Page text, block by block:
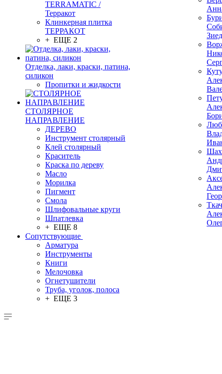
TERRAMATIC /
Терракот
Клинкерная плитка
ТЕРРАКОТ
+ ЕЩЕ 2
Отделка, лаки, краски, патина,
силикон
Пропитки и жидкости
СТОЛЯРНОЕ
НАПРАВЛЕНИЕ
ДЕРЕВО
Инструмент столярный
Клей столярный
Краситель
Краска по дереву
Масло
Морилка
Пигмент
Смола
Шлифовальные круги
Шпатлевка
+ ЕЩЕ 8
Сопутствующие
Арматура
Инструменты
Книги
Мелочовка
Огнетушители
Труба, уголок, полоса
+ ЕЩЕ 3